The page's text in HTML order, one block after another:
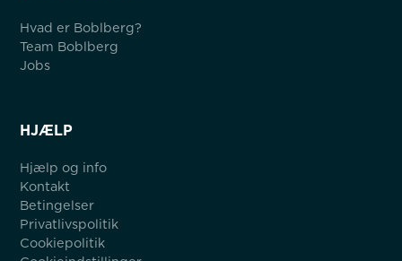
Hvad er Boblberg?
Team Boblberg
Jobs
HJÆLP
Hjælp og info
Kontakt
Betingelser
Privatlivspolitik
Cookiepolitik